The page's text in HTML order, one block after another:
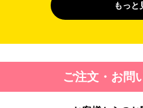
４. 個人情報を第三者に提供するこ
第三者に提供する目的：パーソナ
動履歴、IP、ブラウザ・端末情報
もっと
ご注文・お問